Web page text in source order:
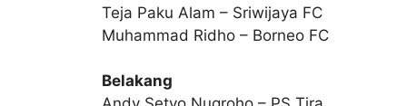
Teja Paku Alam – Sriwijaya FC
Muhammad Ridho – Borneo FC
Belakang